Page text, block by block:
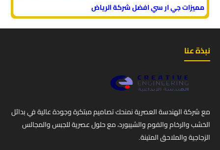
مميزات جي ار سي افضل شركة الرياض
نبذة عنا
مع شركة الهندسة العصرية نمنحك تصاميم مبتكرة وجودة عالية في بدائل
الخشب والرخام والفوم والشيبورد، مع حلول عصرية للجبس والمجالس
الزجاجية والملاحق المتينة.